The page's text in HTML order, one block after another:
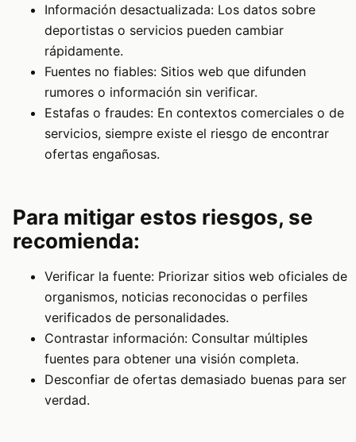
Información desactualizada: Los datos sobre
deportistas o servicios pueden cambiar
rápidamente.
Fuentes no fiables: Sitios web que difunden
rumores o información sin verificar.
Estafas o fraudes: En contextos comerciales o de
servicios, siempre existe el riesgo de encontrar
ofertas engañosas.
Para mitigar estos riesgos, se
recomienda:
Verificar la fuente: Priorizar sitios web oficiales de
organismos, noticias reconocidas o perfiles
verificados de personalidades.
Contrastar información: Consultar múltiples
fuentes para obtener una visión completa.
Desconfiar de ofertas demasiado buenas para ser
verdad.